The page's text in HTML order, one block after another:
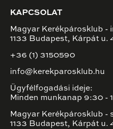
KAPCSOLAT
Magyar Kerékpárosklub -
1133 Budapest, Kárpát u.
+36 (1) 3150590
info@kerekparosklub.hu
Ügyfélfogadási ideje:
Minden munkanap 9:30 -
Magyar Kerékpárosklub -
1133 Budapest, Kárpát u.